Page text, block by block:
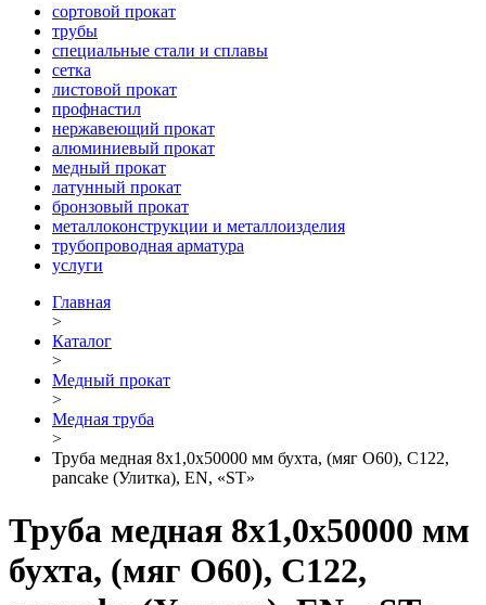
сортовой прокат
трубы
специальные стали и сплавы
сетка
листовой прокат
профнастил
нержавеющий прокат
алюминиевый прокат
медный прокат
латунный прокат
бронзовый прокат
металлоконструкции и металлоизделия
трубопроводная арматура
услуги
Главная
>
Каталог
>
Медный прокат
>
Медная труба
>
Труба медная 8х1,0х50000 мм бухта, (мяг О60), С122,
pancake (Улитка), ЕN, «ST»
Труба медная 8х1,0х50000 мм
бухта, (мяг О60), С122,